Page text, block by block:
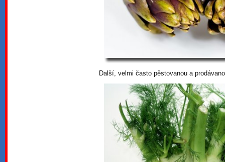
Další, velmi často pěstovanou a